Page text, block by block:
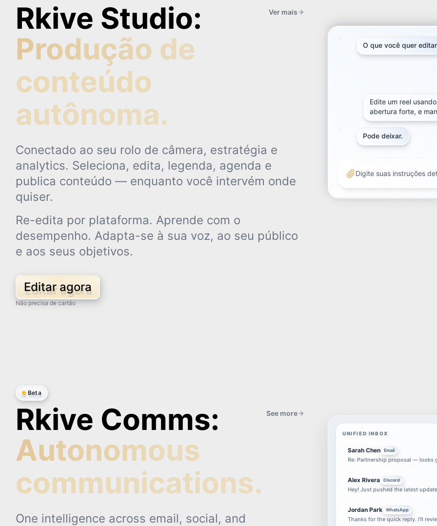
Rkive Studio:
Produção de
conteúdo
autônoma.
Ver mais
Conectado ao seu rolo de câmera, estratégia e
analytics. Seleciona, edita, legenda, agenda e
publica conteúdo — enquanto você intervém onde
quiser.
Re-edita por plataforma. Aprende com o
desempenho. Adapta-se à sua voz, ao seu público
e aos seus objetivos.
Editar agora
Não precisa de cartão
O que você quer
Edite um reel
abertura forte, e
Pode deixar.
Digite suas instruções
O que você quer
Edite um reel
abertura forte, e
Pode deixar.
Digite suas instruções
Beta
Rkive Comms:
Autonomous
communications.
See more
One intelligence across email, social, and
UNIFIED INBOX
Sarah Chen Email
Re: Partnership proposal — looks
Alex Rivera Discord
Hey! Just pushed the latest
Jordan Park WhatsApp
Thanks for the quick reply. I'll